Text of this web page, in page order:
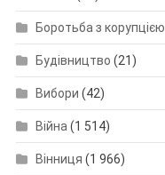
Боротьба з корупцією
Будівництво (21)
Вибори (42)
Війна (1 514)
Вінниця (1 966)